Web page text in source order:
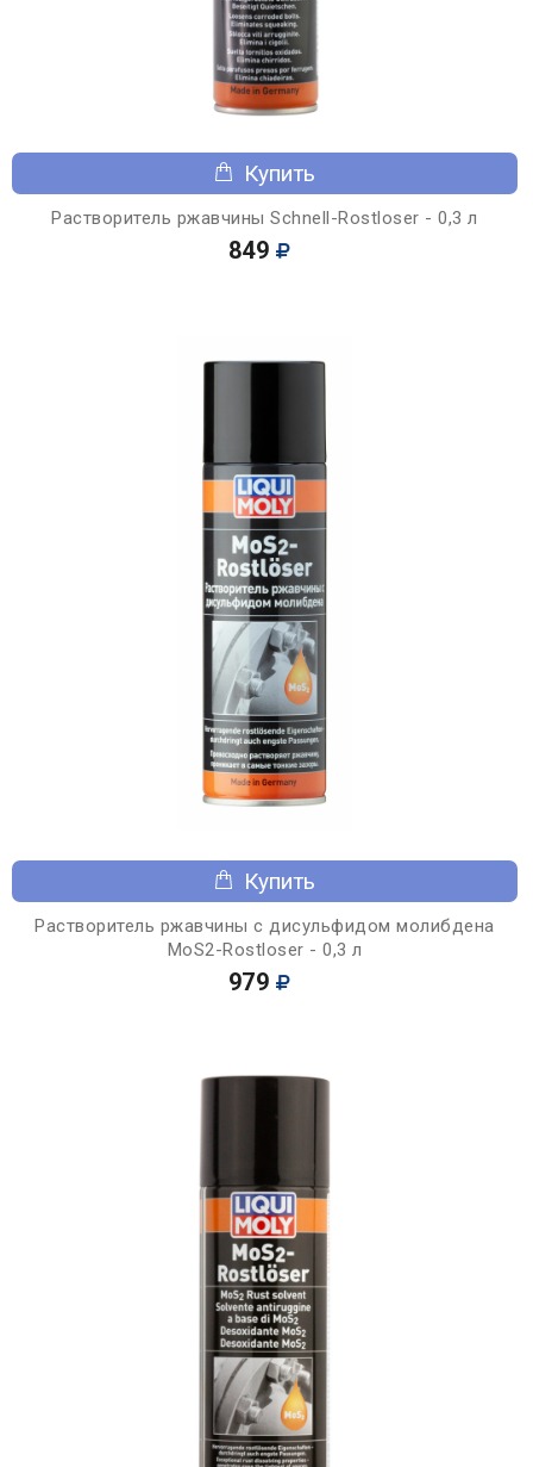
Купить
Растворитель ржавчины Schnell-Rostloser - 0,3 л
849
Купить
Растворитель ржавчины с дисульфидом молибдена
MoS2-Rostloser - 0,3 л
979